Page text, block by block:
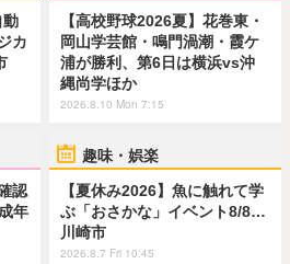
動
カ
【高校野球2026夏】花巻東・
岡山学芸館・鳴門渦潮・霞ケ
浦が勝利、第6日は横浜vs沖
縄尚学ほか
2026.8.10 Mon 7:15
認
年
趣味・娯楽
【夏休み2026】魚に触れて学
ぶ「おさかな」イベント8/8…
川崎市
2026.8.7 Fri 10:45